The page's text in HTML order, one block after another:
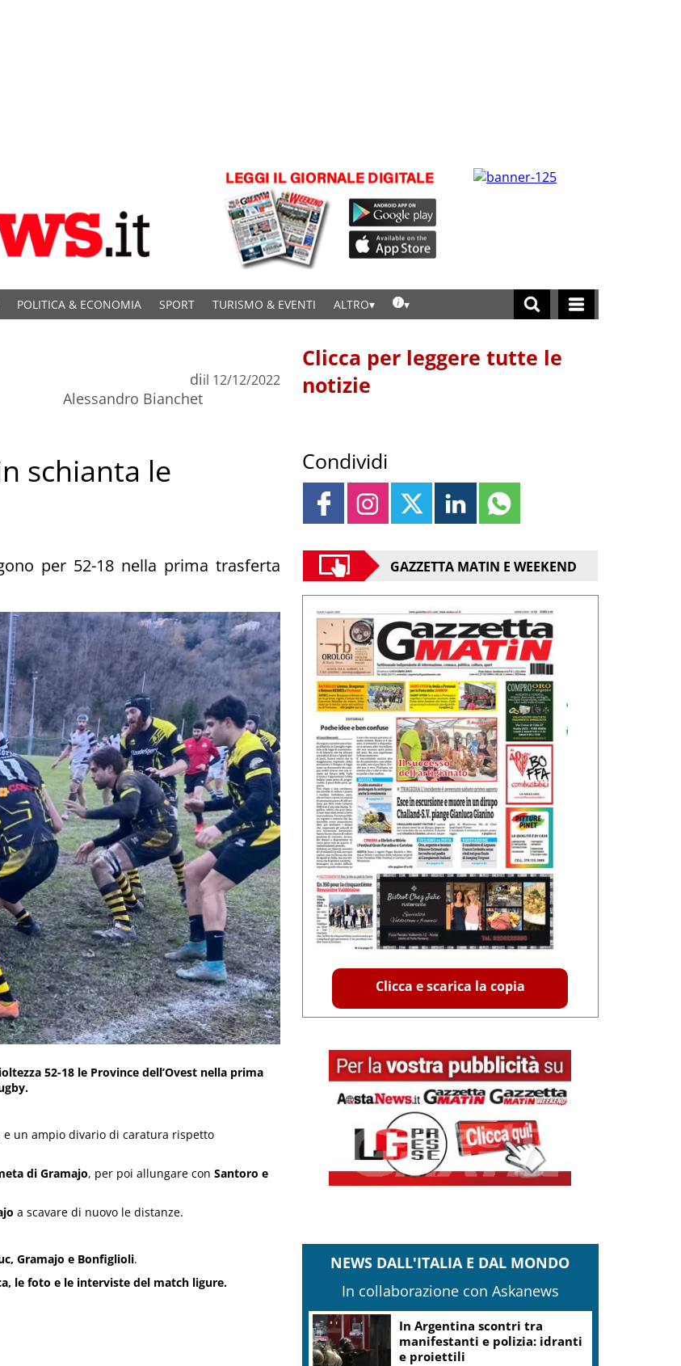
POLITICA & ECONOMIA SPORT TURISMO & EVENTI ALTRO
di
Alessandro Bianchet
il 12/12/2022
schianta le
per 52-18 nella prima trasferta
52-18 le Province dell’Ovest nella prima
un ampio divario di caratura rispetto
di Gramajo, per poi allungare con Santoro e
a scavare di nuovo le distanze.
Gramajo e Bonfiglioli.
le foto e le interviste del match ligure.
Clicca per leggere tutte le
notizie
Condividi
GAZZETTA MATIN E WEEKEND
Clicca e scarica la copia
NEWS DALL'ITALIA E DAL MONDO
In collaborazione con Askanews
Thailandia, sparatoria in una
scuola di Bangkok: 7 morti